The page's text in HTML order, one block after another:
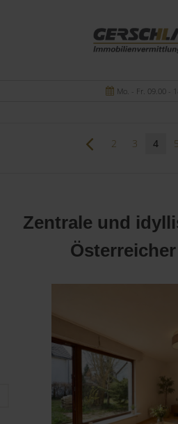
Mo. - Fr. 09.00 -
2 3 4 5
Zentrale und